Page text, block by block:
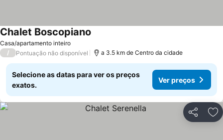
Casa/apartamento inteiro
Chalet Boscopiano
/ Pontuação não disponível a 3.5 km de Centro da cidade
Selecione as datas para ver os preços
exatos.
Ver preços
Partilhar